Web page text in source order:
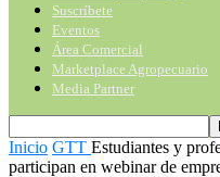
Suscríbete
Eventos
Área Comercial
Marketplace Agropecuario
Media Partner
Inicio GTT Estudiantes y
participan en webinar de